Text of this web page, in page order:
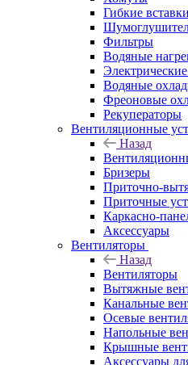
Гибкие вставки
Фильтры
Водяные
Водяные
Фреоновые
Рекуператоры
Вентиляционные
Назад
Бризеры
Приточно-
Приточные
Каркасно-
Аксессуары
Вентиляторы
Назад
Вентиляторы
Вытяжные
Канальные
Осевые
Напольные
Крышные
Аксессуары